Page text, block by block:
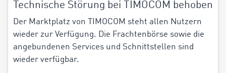
Technische Störung bei TIMOCOM behoben
Der Marktplatz von TIMOCOM steht allen Nutzern
wieder zur Verfügung. Die Frachtenbörse sowie die
angebundenen Services und Schnittstellen sind
wieder verfügbar.